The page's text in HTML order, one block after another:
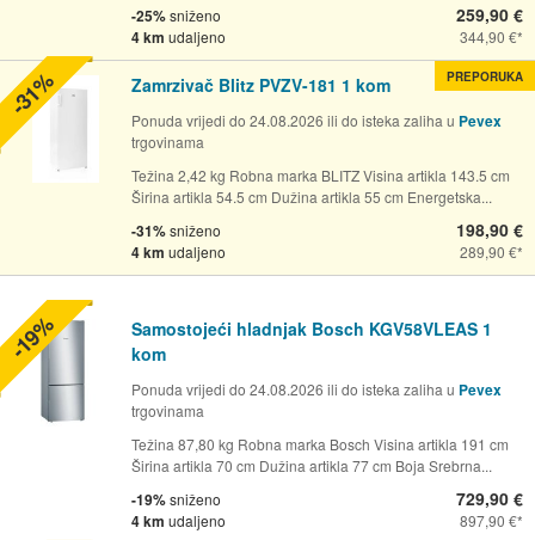
-25%sniženo
4 km udaljeno
259,90 €
344,90 €
Zamrzivač Blitz PVZV-181 1 kom
Ponuda vrijedi do 24.08.2026 ili do isteka zaliha u Pevex
trgovinama
Težina 2,42 kg Robna marka BLITZ Visina artikla 143.5 cm
Širina artikla 54.5 cm Dužina artikla 55 cm Energetska...
-31%sniženo
4 km udaljeno
198,90 €
289,90 €
PREPORUKA
-31%
Samostojeći hladnjak Bosch KGV58VLEAS 1
kom
Ponuda vrijedi do 24.08.2026 ili do isteka zaliha u Pevex
trgovinama
Težina 87,80 kg Robna marka Bosch Visina artikla 191 cm
Širina artikla 70 cm Dužina artikla 77 cm Boja Srebrna...
-19%sniženo
4 km udaljeno
729,90 €
897,90 €
-19%